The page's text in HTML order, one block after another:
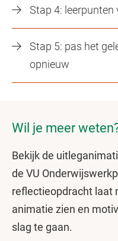
Stap 4:
Stap 5: pas het
opnieuw
Wil je meer
Bekijk de
de VU
reflectieopdracht laat
animatie zien en
slag te gaan.